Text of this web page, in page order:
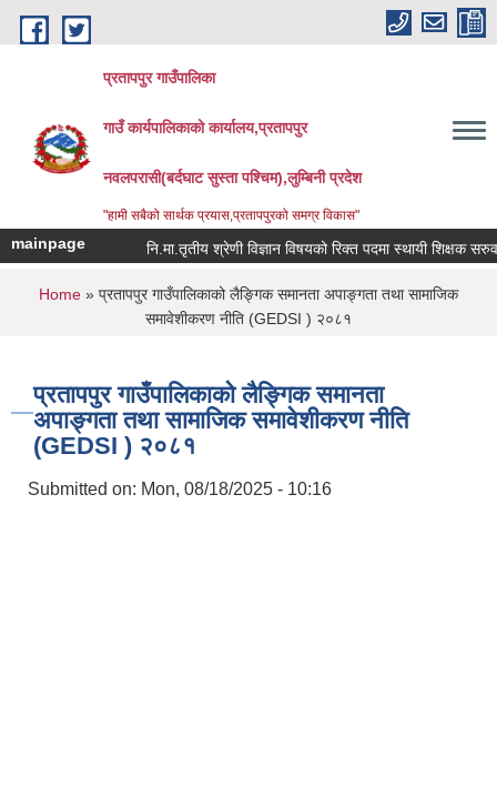
Skip to main content
प्रतापपुर गाउँपालिका
गाउँ कार्यपालिकाको कार्यालय,प्रतापपुर
नवलपरासी(बर्दघाट सुस्ता पश्चिम),लुम्बिनी प्रदेश
"हामी सबैको सार्थक प्रयास,प्रतापपुरको समग्र विकास"
mainpage नि.मा.तृतीय श्रेणी विज्ञान विषयको रिक्त पदमा स्थायी शिक्षक सरुवा
You are here
Home » प्रतापपुर गाउँपालिकाको लैङ्गिक समानता अपाङ्गता तथा सामाजिक
समावेशीकरण नीति (GEDSI ) २०८१
प्रतापपुर गाउँपालिकाको लैङ्गिक समानता
अपाङ्गता तथा सामाजिक समावेशीकरण नीति
(GEDSI ) २०८१
Submitted on: Mon, 08/18/2025 - 10:16